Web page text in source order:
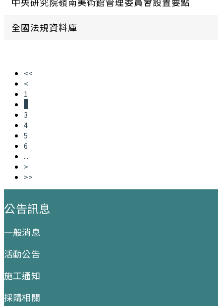
全國法規資料庫
<<
<
1
3
4
5
6
...
>
>>
公告訊息
一般消息
活動公告
施工通知
採購相關